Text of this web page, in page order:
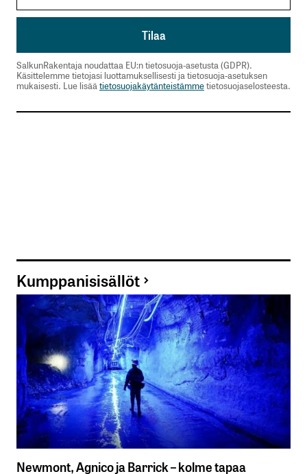
SalkunRakentaja noudattaa EU:n tietosuoja-asetusta (GDPR).
Käsittelemme tietojasi luottamuksellisesti ja tietosuoja-asetuksen
mukaisesti. Lue lisäätietosuojakäytänteistämmetietosuojaselosteesta.
Kumppanisisällöt
Newmont, Agnico ja Barrick – kolme tapaa